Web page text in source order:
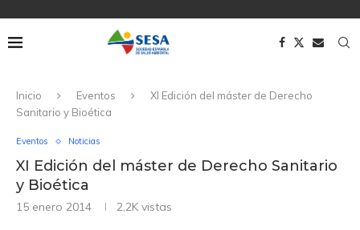
Inicio Eventos
XI Edición del máster de Derecho
Sanitario y Bioética
Eventos Noticias
XI Edición del máster de Derecho Sanitario
y Bioética
15 enero 2014 2,2K vistas